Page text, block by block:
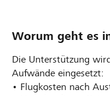
Worum geht es
Die Unterstützung
Aufwände eingesetzt:
• Flugkosten nach